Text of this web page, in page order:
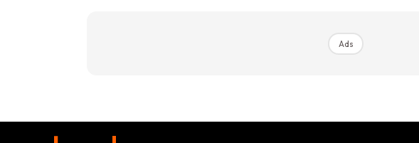
Ini adalah bahan kimia yang tugasnya membunuh
Malah, pengambilan triclosan secara kerap dan berlebihan boleh
Ads